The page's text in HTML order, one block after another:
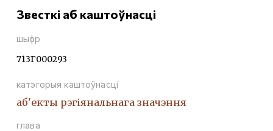
Звесткі аб каштоўнасці
шыфр
713Г000293
катэгорыя каштоўнасці
аб'екты рэгіянальнага значэння
глава